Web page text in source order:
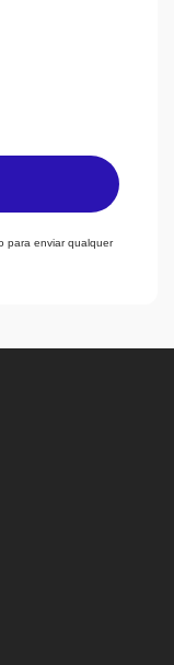
para enviar qualquer